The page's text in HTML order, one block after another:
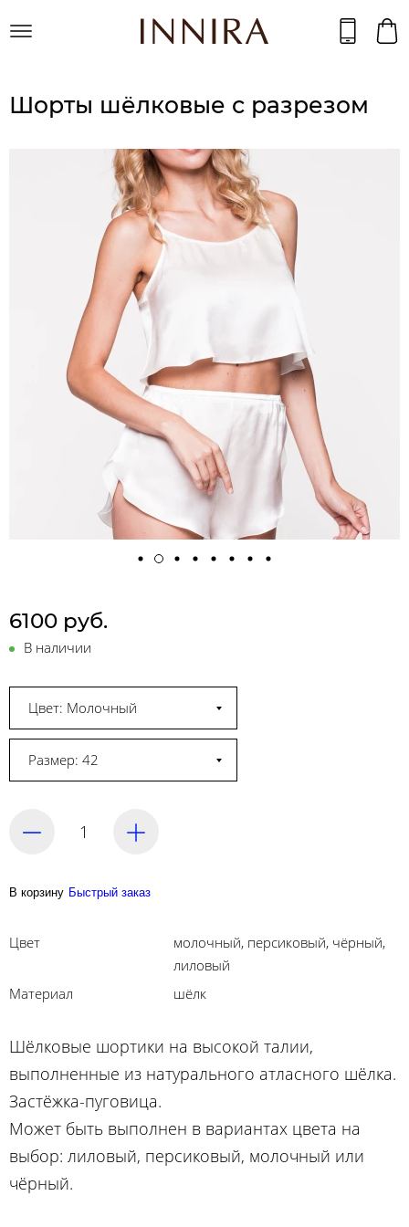
Шорты шёлковые с разрезом
6100 руб.
В наличии
Цвет: Молочный
Размер: 42
В корзину Быстрый заказ
Цвет
молочный, персиковый, чёрный,
лиловый
Материал
шёлк
Шёлковые шортики на высокой талии,
выполненные из натурального атласного шёлка.
Застёжка-пуговица.
Может быть выполнен в вариантах цвета на
выбор: лиловый, персиковый, молочный или
чёрный.